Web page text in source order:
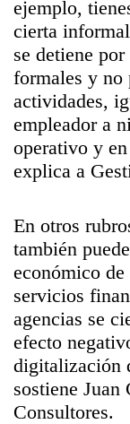
ejemplo,
cierta
se detiene
formales y no
actividades,
empleador a
operativo y en
explica a
En otros
también
económico
servicios
agencias se
efecto
digitalización
sostiene Juan
Consultores.